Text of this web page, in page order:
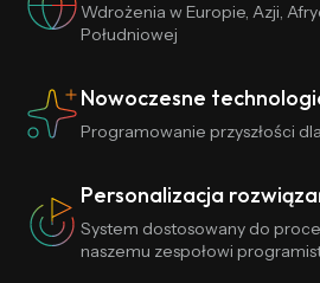
Wdrożenia w Europie, Azji,
Południowej
Nowoczesne
Programowanie przyszłości
Personalizacja
System dostosowany do
naszemu zespołowi